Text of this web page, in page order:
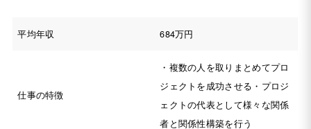
平均年収 684万円
仕事の特徴
・複数の人を取りまとめてプロ
ジェクトを成功させる・プロジ
ェクトの代表として様々な関係
者と関係性構築を行う